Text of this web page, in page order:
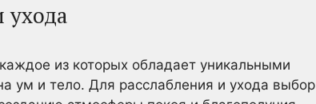
ухода
из которых обладает уникальными
ум и тело. Для расслабления и ухода выбор